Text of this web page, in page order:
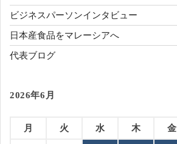
ビジネスパーソンインタビュー
日本産食品をマレーシアへ
代表ブログ
2026年6月
月 火 水 木 金